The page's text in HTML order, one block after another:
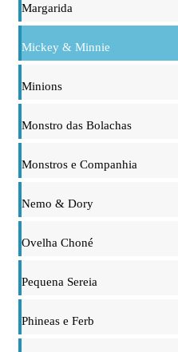
Margarida
Mickey & Minnie
Minions
Monstro das Bolachas
Monstros e Companhia
Nemo & Dory
Ovelha Choné
Pequena Sereia
Phineas e Ferb